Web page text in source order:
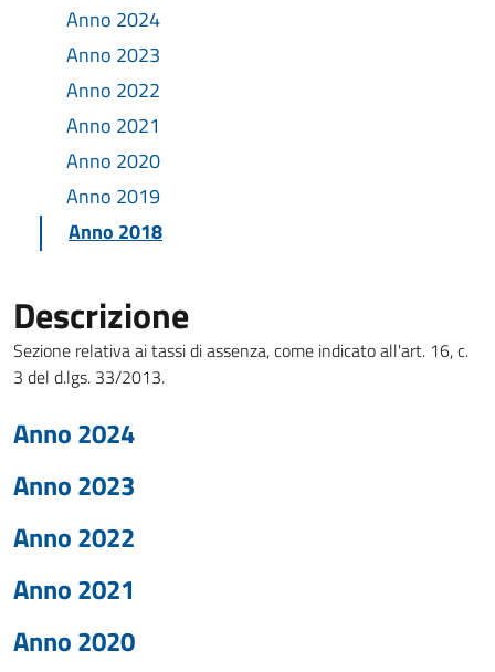
Anno 2024
Anno 2023
Anno 2022
Anno 2021
Anno 2020
Anno 2019
Anno 2018
Descrizione
Sezione relativa ai tassi di assenza, come indicato all'art. 16, c.
3 del d.lgs. 33/2013.
Anno 2024
Anno 2023
Anno 2022
Anno 2021
Anno 2020